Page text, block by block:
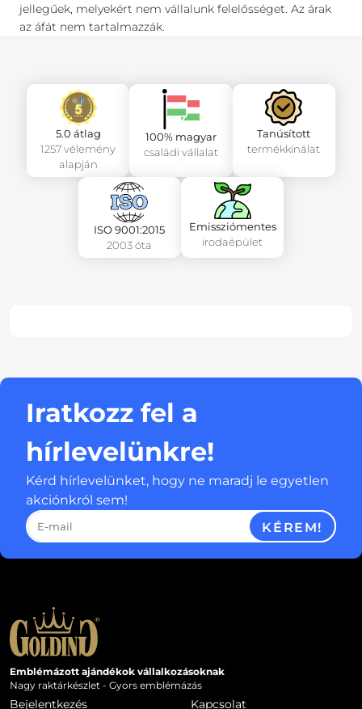
jellegűek, melyekért nem vállalunk felelősséget. Az árak
az áfát nem tartalmazzák.
5.0 átlag
1257 vélemény
alapján
100% magyar
családi vállalat
Tanúsított
termékkínálat
ISO 9001:2015
2003 óta
Emissziómentes
irodaépület
Iratkozz fel a
hírlevelünkre!
Kérd hírlevelünket, hogy ne maradj le egyetlen
akciónkról sem!
KÉREM!
Emblémázott ajándékok vállalkozásoknak
Nagy raktárkészlet - Gyors emblémázás
Bejelentkezés Kapcsolat